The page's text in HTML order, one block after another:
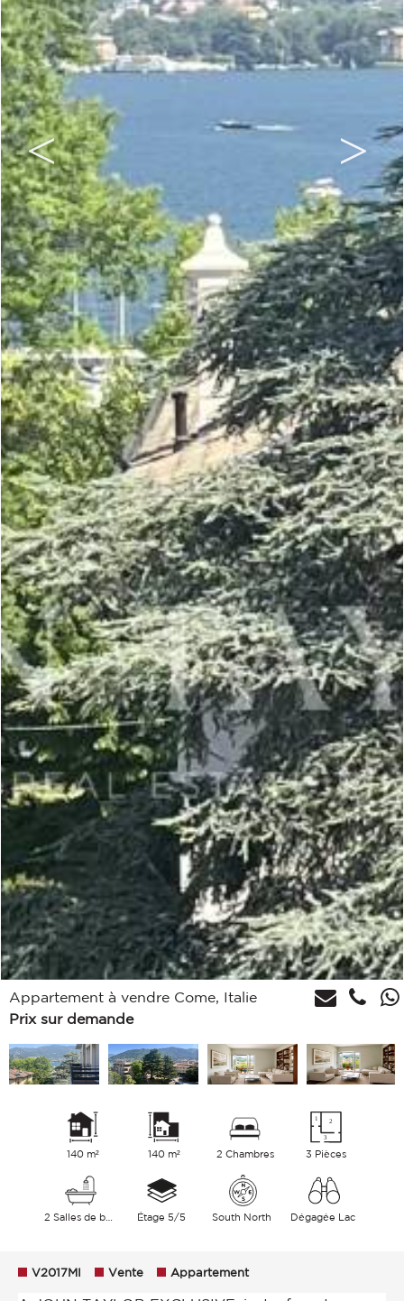
Appartement à vendre Come, Italie
Prix sur demande
140 m² 140 m² 2 Chambres 3 Pièces
Étage 5/5 South North Dégagée Lac
V2017MI Vente Appartement